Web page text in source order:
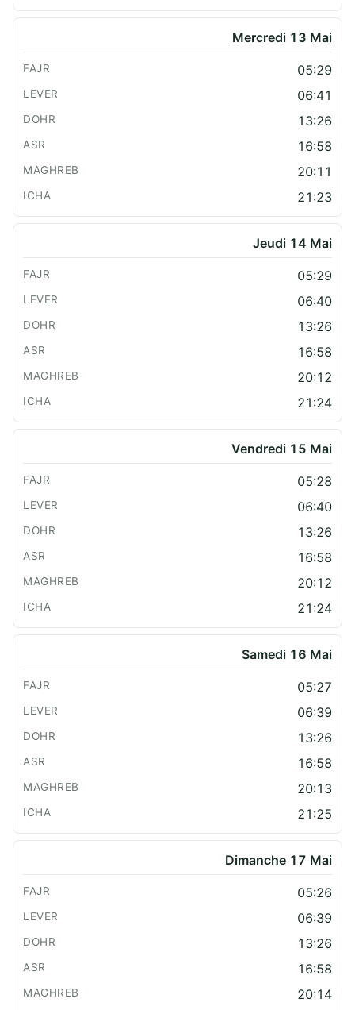
Mercredi 13 Mai
05:29
06:41
13:26
16:58
20:11
21:23
Jeudi 14 Mai
05:29
06:40
13:26
16:58
20:12
21:24
Vendredi 15 Mai
05:28
06:40
13:26
16:58
20:12
21:24
Samedi 16 Mai
05:27
06:39
13:26
16:58
20:13
21:25
Dimanche 17 Mai
05:26
06:39
13:26
16:58
20:14